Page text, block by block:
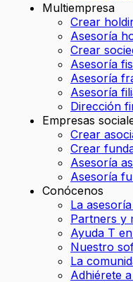
Multiempresa
Crear
Asesoría
Crear
Asesoría
Asesoría
Asesoría
Dirección
Empresas
Crear
Crear
Asesoría
Asesoría
Conócenos
La
Partners y
Ayuda T
Nuestro
La
Adhiérete